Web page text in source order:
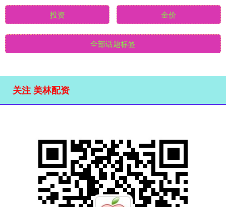
投资 金价
全部话题标签
关注 美林配资